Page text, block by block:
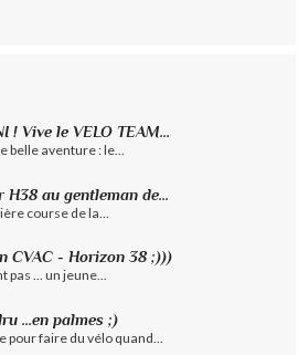
! Vive le VELO TEAM...
belle aventure : le...
au gentleman de...
course de la...
CVAC - Horizon 38 ;)))
pas ... un jeune...
...en palmes ;)
pour faire du vélo quand...